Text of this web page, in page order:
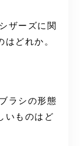
ザーズに関
どれか。
ラシの形態
いものはど